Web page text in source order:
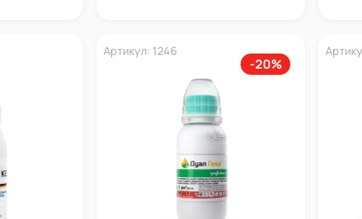
Артикул: 1246
-20%